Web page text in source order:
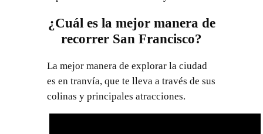
¿Cuál es la mejor manera de
recorrer San Francisco?
La mejor manera de explorar la ciudad
es en tranvía, que te lleva a través de sus
colinas y principales atracciones.